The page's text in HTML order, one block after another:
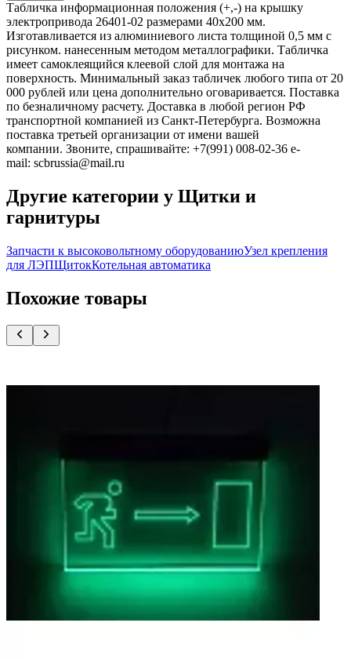
Табличка информационная положения (+,-) на крышку
электропривода 26401-02 размерами 40х200 мм.
Изготавливается из алюминиевого листа толщиной 0,5 мм с
рисунком. нанесенным методом металлографики. Табличка
имеет самоклеящийся клеевой слой для монтажа на
поверхность. Минимальный заказ табличек любого типа от 20
000 рублей или цена дополнительно оговаривается. Поставка
по безналичному расчету. Доставка в любой регион РФ
транспортной компанией из Санкт-Петербурга. Возможна
поставка третьей организации от имени вашей
компании. Звоните, спрашивайте: +7(991) 008-02-36 e-
mail: scbrussia@mail.ru
Другие категории у Щитки и
гарнитуры
Запчасти к высоковольтному оборудованиюУзел крепления
для ЛЭПЩитокКотельная автоматика
Похожие товары